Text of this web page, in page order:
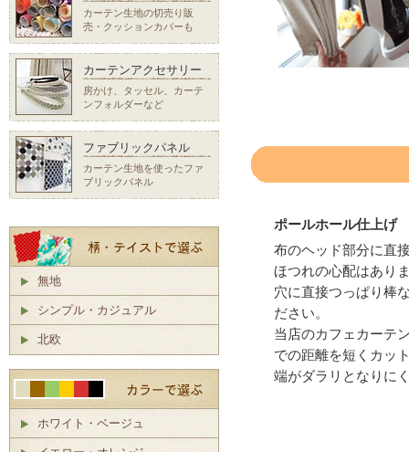
ポールホール仕上げ
布のヘッド部分に直
ほつれの心配はあり
穴に直接つっぱり棒
ださい。
当店のカフェカーテ
での距離を短くカッ
端がダラリとなりに
カーテン生地の切売り販
売・クッションカバーも
カーテンアクセサリー
房かけ、タッセル、カーテ
ンフォルダーなど
ファブリックパネル
カーテン生地を使ったファ
ブリックパネル
無地
シンプル・カジュアル
北欧
ホワイト・ベージュ